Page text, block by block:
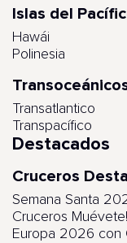
Islas del
Hawái
Polinesia
Transatlantico
Transpacífico
Destacados
Cruceros
Semana Santa
Cruceros
Europa 2026 con